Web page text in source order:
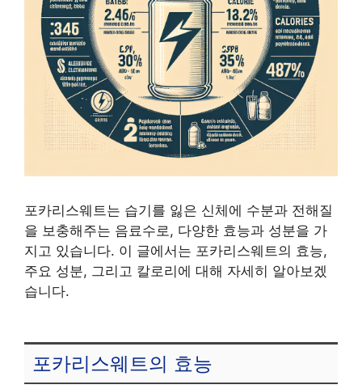
포카리스웨트는 습기를 잃은 신체에 수분과 전해질
을 보충해주는 음료수로, 다양한 효능과 성분을 가
지고 있습니다. 이 글에서는 포카리스웨트의 효능,
주요 성분, 그리고 칼로리에 대해 자세히 알아보겠
습니다.
포카리스웨트의 효능